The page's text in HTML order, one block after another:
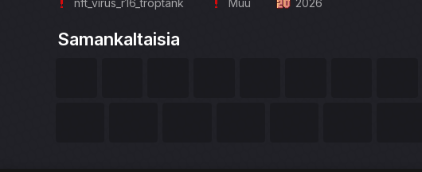
Samankaltaisia